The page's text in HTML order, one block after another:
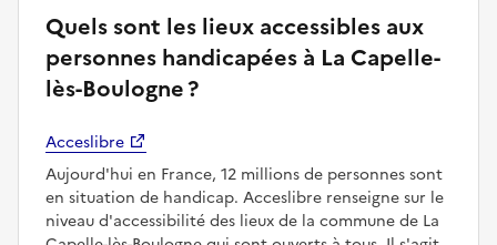
Quels sont les lieux accessibles aux
personnes handicapées à La Capelle-
lès-Boulogne ?
Acceslibre
Aujourd'hui en France, 12 millions de personnes sont
en situation de handicap. Acceslibre renseigne sur le
niveau d'accessibilité des lieux de la commune de La